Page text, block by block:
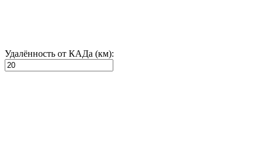
Удалённость от КАДа (км):